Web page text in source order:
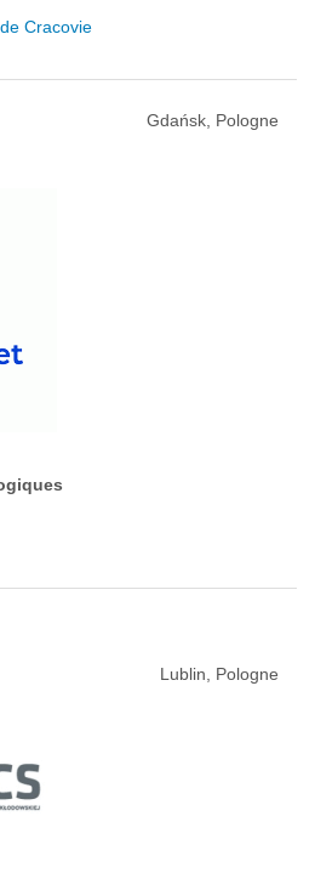
Cracovie
Gdańsk, Pologne
Lublin, Pologne